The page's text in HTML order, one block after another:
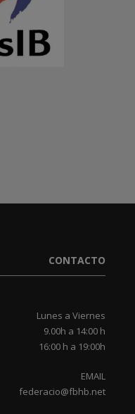
CONTACTO
Lunes a Viernes
9.00h a 14:00 h
16:00 h a 19:00h
EMAIL
federacio@fbhb.net